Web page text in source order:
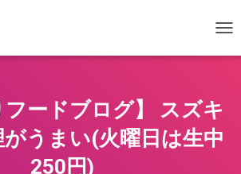
フードブログ】 スズキ
うまい(火曜日は生中
250円)